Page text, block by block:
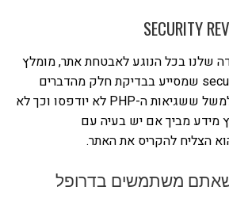
שלנו בכל הנוגע לאבטחת אתר, מומלץ
להתקין את security_review שמסייע בבדיקת חלק מהדברים
שציינתי ועוד – מוודא למשל ששגיאות ה-PHP לא יודפסו וכך לא
מידע מביך אם יש בעיה עם
הצליח להקריס את האתר.
משתמשים בדרופל